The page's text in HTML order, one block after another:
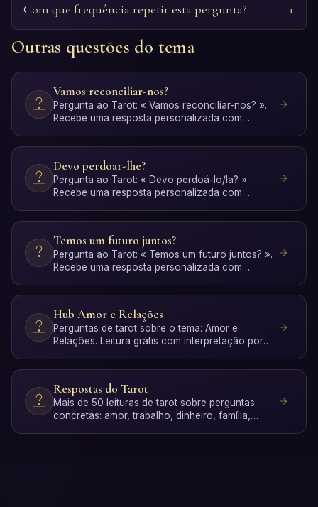
Com que frequência repetir esta pergunta?
Outras questões do tema
Vamos reconciliar-nos?
Pergunta ao Tarot: « Vamos reconciliar-nos? ».
Recebe uma resposta personalizada com
Devo perdoar-lhe?
Pergunta ao Tarot: « Devo perdoá-lo/la? ».
Recebe uma resposta personalizada com
Temos um futuro juntos?
Pergunta ao Tarot: « Temos um futuro juntos? ».
Recebe uma resposta personalizada com
Hub Amor e Relações
Perguntas de tarot sobre o tema: Amor e
Relações. Leitura grátis com interpretação por
Respostas do Tarot
Mais de 50 leituras de tarot sobre perguntas
concretas: amor, trabalho, dinheiro, família,